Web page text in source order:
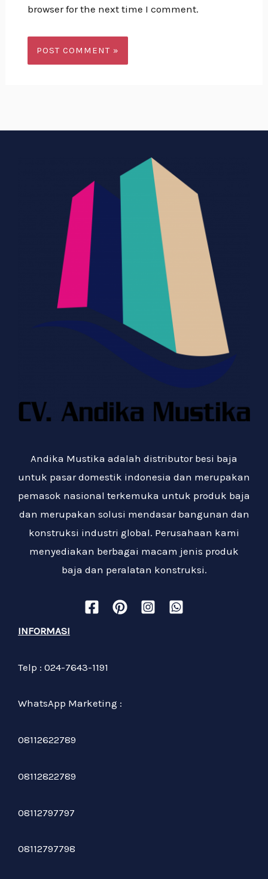
browser for the next time I comment.
Andika Mustika adalah distributor besi baja
untuk pasar domestik indonesia dan merupakan
pemasok nasional terkemuka untuk produk baja
dan merupakan solusi mendasar bangunan dan
konstruksi industri global. Perusahaan kami
menyediakan berbagai macam jenis produk
baja dan peralatan konstruksi.
INFORMASI
Telp : 024-7643-1191
WhatsApp Marketing :
08112622789
08112822789
08112797797
08112797798